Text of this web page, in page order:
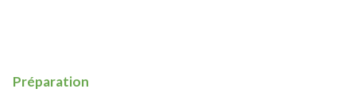
Préparation